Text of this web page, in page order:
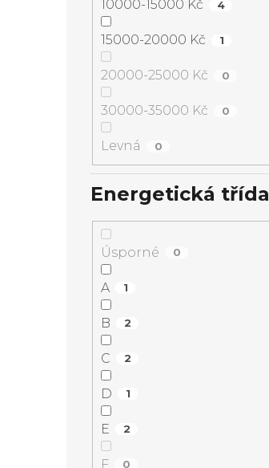
10000-15000 Kč 4
15000-20000 Kč 1
20000-25000 Kč 0
30000-35000 Kč 0
Levná 0
Energetická třída
Úsporné 0
A 1
B 2
C 2
D 1
E 2
F 0